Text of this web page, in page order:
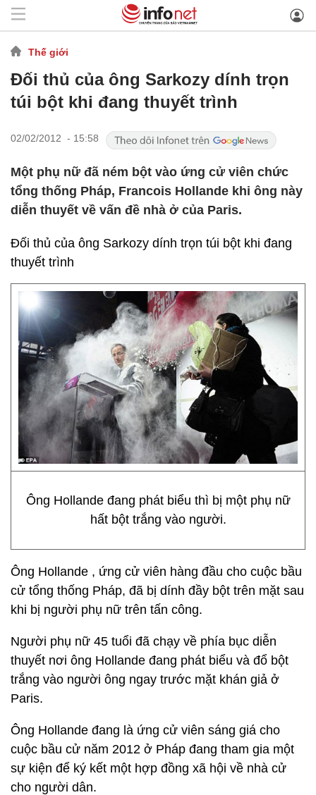
Thế giới
Đối thủ của ông Sarkozy dính trọn
túi bột khi đang thuyết trình
02/02/2012 - 15:58
Một phụ nữ đã ném bột vào ứng cử viên chức
tổng thống Pháp, Francois Hollande khi ông này
diễn thuyết về vấn đề nhà ở của Paris.
Đối thủ của ông Sarkozy dính trọn túi bột khi đang
thuyết trình
Ông Hollande đang phát biểu thì bị một phụ nữ
hất bột trắng vào người.
Ông Hollande , ứng cử viên hàng đầu cho cuộc bầu
cử tổng thống Pháp, đã bị dính đầy bột trên mặt sau
khi bị người phụ nữ trên tấn công.
Người phụ nữ 45 tuổi đã chạy về phía bục diễn
thuyết nơi ông Hollande đang phát biểu và đổ bột
trắng vào người ông ngay trước mặt khán giả ở
Paris.
Ông Hollande đang là ứng cử viên sáng giá cho
cuộc bầu cử năm 2012 ở Pháp đang tham gia một
sự kiện để ký kết một hợp đồng xã hội về nhà cử
cho người dân.